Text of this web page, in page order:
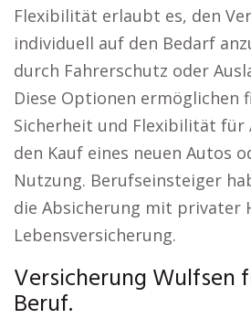
Flexibilität erlaubt es, den
individuell auf den Bedarf
durch Fahrerschutz oder
Diese Optionen ermöglichen
Sicherheit und Flexibilität für
den Kauf eines neuen Autos
Nutzung. Berufseinsteiger
die Absicherung mit privater
Lebensversicherung.
Versicherung Wulfsen
Beruf.